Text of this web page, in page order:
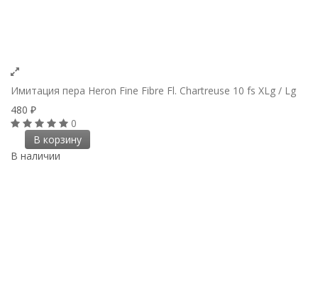
Имитация пера Heron Fine Fibre Fl. Chartreuse 10 fs XLg / Lg
480 ₽
0
В корзину
В наличии